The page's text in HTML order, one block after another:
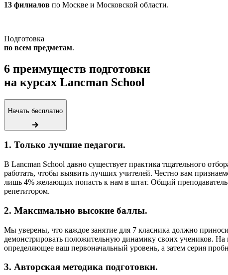
13 филиалов по Москве и Московской области.
Подготовка
по всем предметам.
6 преимуществ подготовки
на курсах Lancman School
Начать бесплатно
1. Только лучшие педагоги.
В Lancman School давно существует практика тщательного
работать, чтобы выявить лучших учителей. Честно вам
лишь 4% желающих попасть к нам в штат. Общий
репетитором.
2. Максимально высокие баллы.
Мы уверены, что каждое занятие для 7 класника должно
демонстрировать положительную динамику своих учеников. На
определяющее ваш первоначальный уровень, а затем серия
3. Авторская методика подготовки.